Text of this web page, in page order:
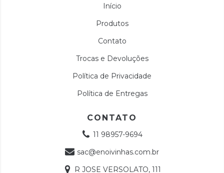
Início
Produtos
Contato
Trocas e Devoluções
Política de Privacidade
Política de Entregas
CONTATO
11 98957-9694
sac@enoivinhas.com.br
R JOSE VERSOLATO, 111